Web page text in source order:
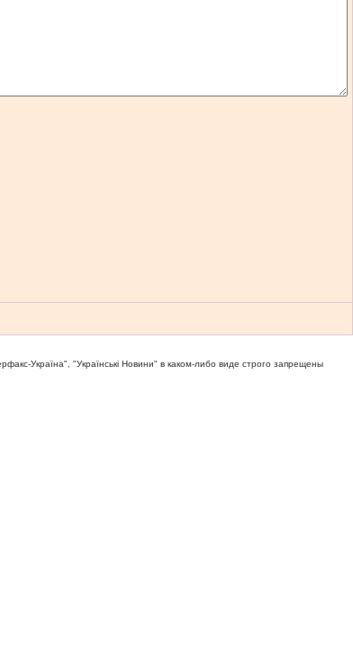
Україна", "Українськi Новини" в каком-либо виде строго запрещены